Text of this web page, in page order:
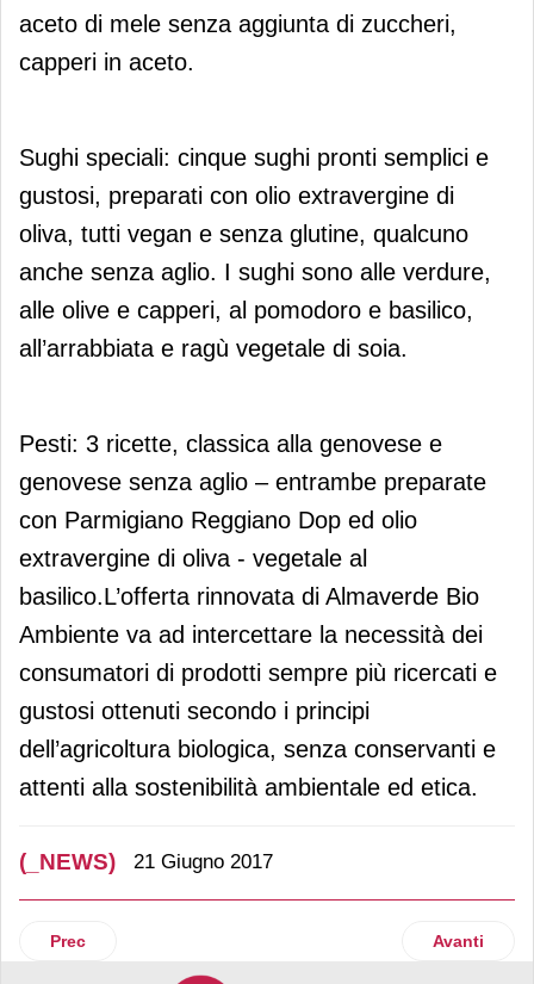
aceto di mele senza aggiunta di zuccheri,
capperi in aceto.
Sughi speciali: cinque sughi pronti semplici e
gustosi, preparati con olio extravergine di
oliva, tutti vegan e senza glutine, qualcuno
anche senza aglio. I sughi sono alle verdure,
alle olive e capperi, al pomodoro e basilico,
all’arrabbiata e ragù vegetale di soia.
Pesti: 3 ricette, classica alla genovese e
genovese senza aglio – entrambe preparate
con Parmigiano Reggiano Dop ed olio
extravergine di oliva - vegetale al
basilico.L’offerta rinnovata di Almaverde Bio
Ambiente va ad intercettare la necessità dei
consumatori di prodotti sempre più ricercati e
gustosi ottenuti secondo i principi
dell’agricoltura biologica, senza conservanti e
attenti alla sostenibilità ambientale ed etica.
(_NEWS) 21 Giugno 2017
Articolo precedente: Plasmon: è l’Italia l’hub
Prec Articolo
Avanti